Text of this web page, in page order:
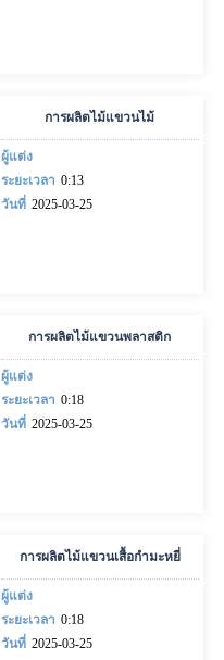
การผลิตไม้แขวนไม้
ผู้แต่ง
ระยะเวลา 0:13
วันที่ 2025-03-25
การผลิตไม้แขวนพลาสติก
ผู้แต่ง
ระยะเวลา 0:18
วันที่ 2025-03-25
การผลิตไม้แขวนเสื้อกำมะหยี่
ผู้แต่ง
ระยะเวลา 0:18
วันที่ 2025-03-25